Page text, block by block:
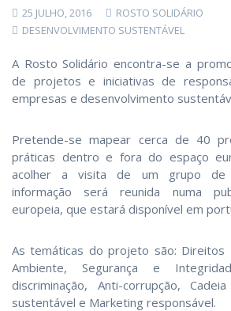
25 JULHO, 2016
ROSTO SOLIDÁRIO
DESENVOLVIMENTO SUSTENTÁVEL
A Rosto Solidário encontra-se a
de projetos e iniciativas de
empresas e desenvolvimento
Pretende-se mapear cerca de 40
práticas dentro e fora do espaço
acolher a visita de um grupo de
informação será reunida numa
europeia, que estará disponível em
As temáticas do projeto são: Direitos
Ambiente, Segurança e
discriminação, Anti-corrupção,
sustentável e Marketing responsável.